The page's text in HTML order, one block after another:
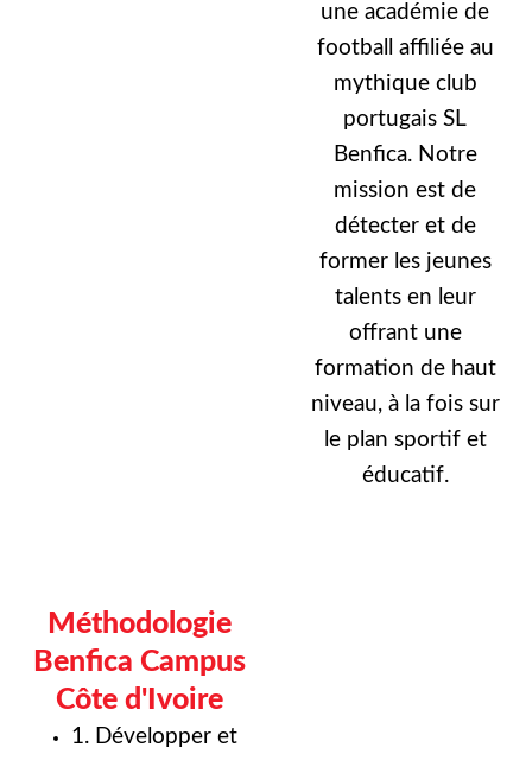
une académie de
football affiliée au
mythique club
portugais SL
Benfica. Notre
mission est de
détecter et de
former les jeunes
talents en leur
offrant une
formation de haut
niveau, à la fois sur
le plan sportif et
éducatif.
Méthodologie
Benfica Campus
Côte d'Ivoire
1. Développer et